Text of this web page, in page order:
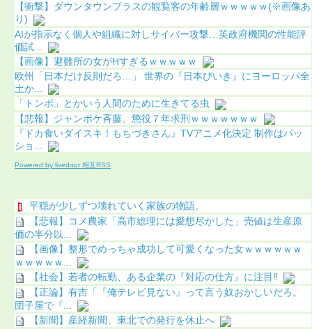
【衝撃】ダウンタウンプラスの観覧客の年齢層ｗｗｗｗｗ(※画像あ
り)
AIが指示なく個人や組織に対しサイバー攻撃…英政府機関の性能評
価試...
【画像】避難所の女がHすぎるｗｗｗｗｗ
欧州「日本だけ反則だろ…」 世界の『日本びいき』にヨーロッパ全
土か...
「トンボ」とかいう人間のために生きてる虫
【悲報】ジャンポケ斉藤、懲役７年求刑ｗｗｗｗｗｗｗ
『ドカ食いダイスキ！もちづきさん』TVアニメ化決定 制作はパッ
ショ...
Powered by livedoor 相互RSS
平穏が少しずつ壊れていく家族の物語。
【悲報】コメ農家「高市総理には愛想尽かした」売値は生産原
価の半分以...
【画像】整形でめっちゃ成功して可愛くなった女ｗｗｗｗｗｗ
ｗｗｗｗｗ...
【社会】若者の転勤、ある企業の『対応の仕方』に注目‼
【正論】有吉「『俺テレビ見ない』って言う奴おかしいだろ。
団子屋で『...
【新聞】産経新聞、東北での発行を休止へ